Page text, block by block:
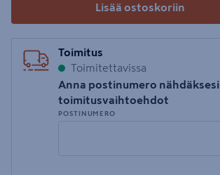
Lisää ostoskoriin
Toimitus
Toimitettavissa
Anna postinumero nähdäksesi
toimitusvaihtoehdot
POSTINUMERO